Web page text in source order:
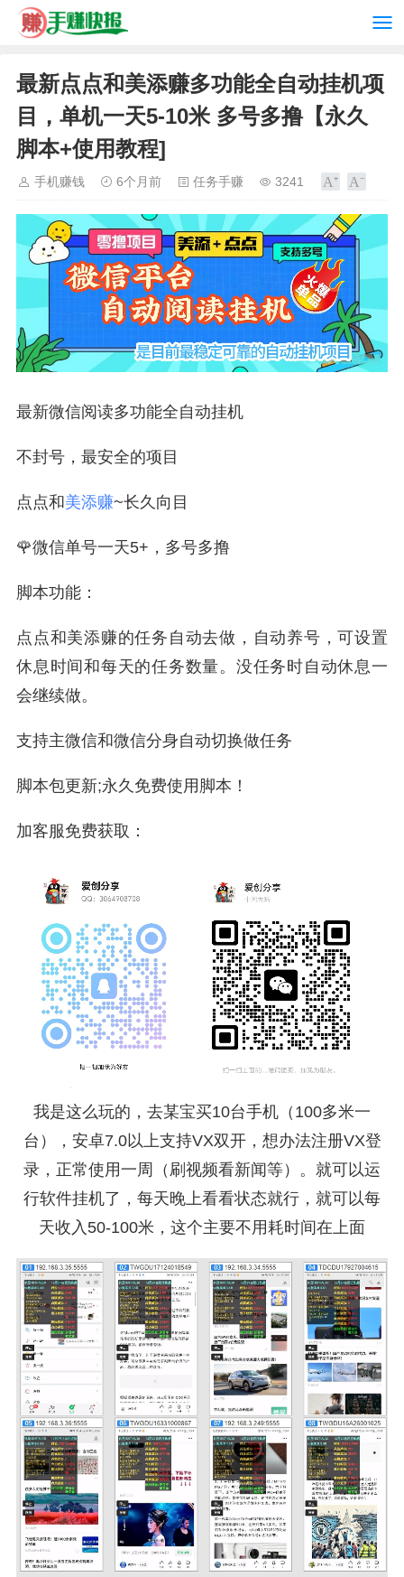
最新点点和美添赚多功能全自动挂机项
目，单机一天5-10米 多号多撸【永久
脚本+使用教程]
手机赚钱 6个月前 任务手赚 3241
最新微信阅读多功能全自动挂机
不封号，最安全的项目
点点和美添赚~长久向目
🌹微信单号一天5+，多号多撸
脚本功能：
点点和美添赚的任务自动去做，自动养号，可设置
休息时间和每天的任务数量。没任务时自动休息一
会继续做。
支持主微信和微信分身自动切换做任务
脚本包更新;永久免费使用脚本！
加客服免费获取：
我是这么玩的，去某宝买10台手机（100多米一
台），安卓7.0以上支持VX双开，想办法注册VX登
录，正常使用一周（刷视频看新闻等）。就可以运
行软件挂机了，每天晚上看看状态就行，就可以每
天收入50-100米，这个主要不用耗时间在上面